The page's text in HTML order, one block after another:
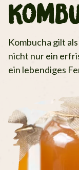
Kombucha gilt
nicht nur ein
ein lebendiges